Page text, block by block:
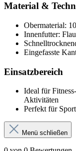
Material &
Obermaterial:
Innenfutter:
Eingefasste
Einsatzbereich
Ideal für
Aktivitäten
Perfekt für
Menü schließen